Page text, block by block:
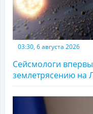
03:30, 6 августа 2026
Сейсмологи
землетрясению на